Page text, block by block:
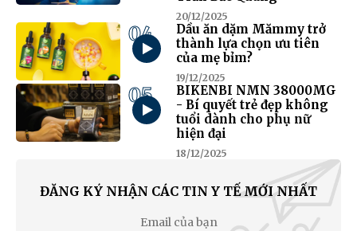
20/12/2025
04
Dầu ăn dặm Mămmy trở
thành lựa chọn ưu tiên
của mẹ bỉm?
19/12/2025
05
BIKENBI NMN 38000MG
- Bí quyết trẻ đẹp không
tuổi dành cho phụ nữ
hiện đại
18/12/2025
ĐĂNG KÝ NHẬN CÁC TIN Y TẾ MỚI NHẤT